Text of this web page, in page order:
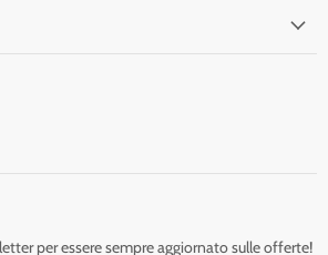
per essere sempre aggiornato sulle offerte!